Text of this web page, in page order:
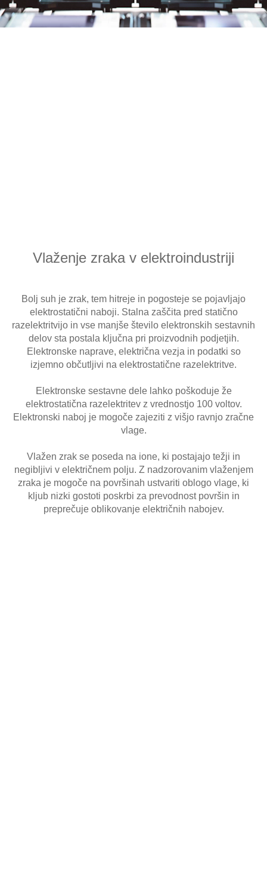
Vlaženje zraka v elektroindustriji
Bolj suh je zrak, tem hitreje in pogosteje se pojavljajo
elektrostatični naboji. Stalna zaščita pred statično
razelektritvijo in vse manjše število elektronskih sestavnih
delov sta postala ključna pri proizvodnih podjetjih.
Elektronske naprave, električna vezja in podatki so
izjemno občutljivi na elektrostatične razelektritve.
Elektronske sestavne dele lahko poškoduje že
elektrostatična razelektritev z vrednostjo 100 voltov.
Elektronski naboj je mogoče zajeziti z višjo ravnjo zračne
vlage.
Vlažen zrak se poseda na ione, ki postajajo težji in
negibljivi v električnem polju. Z nadzorovanim vlaženjem
zraka je mogoče na površinah ustvariti oblogo vlage, ki
kljub nizki gostoti poskrbi za prevodnost površin in
preprečuje oblikovanje električnih nabojev.